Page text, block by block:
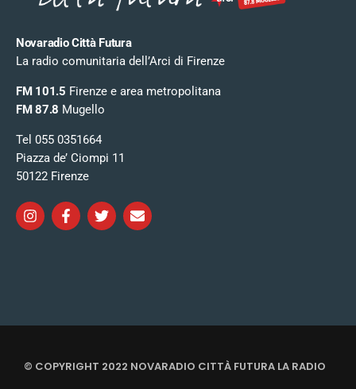
Novaradio Città Futura
La radio comunitaria dell’Arci di Firenze
FM 101.5 Firenze e area metropolitana
FM 87.8 Mugello
Tel 055 0351664
Piazza de’ Ciompi 11
50122 Firenze
© COPYRIGHT 2022 NOVARADIO CITTÀ FUTURA LA RADIO